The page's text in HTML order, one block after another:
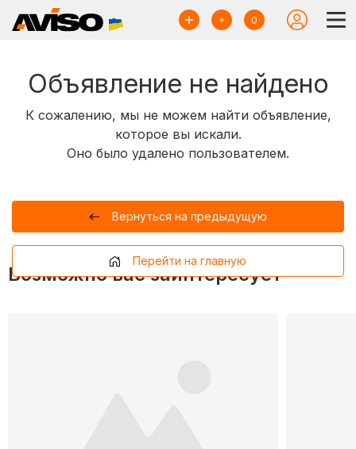
0
Объявление не найдено
К сожалению, мы не можем найти объявление,
которое вы искали.
Оно было удалено пользователем.
Вернуться на предыдущую
Перейти на главную
Возможно вас заинтересует